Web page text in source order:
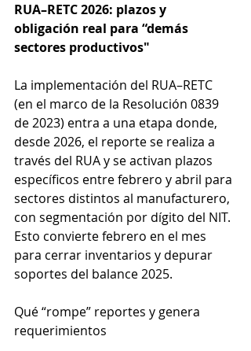
RUA–RETC 2026: plazos y
obligación real para “demás
sectores productivos"
La implementación del RUA–RETC
(en el marco de la Resolución 0839
de 2023) entra a una etapa donde,
desde 2026, el reporte se realiza a
través del RUA y se activan plazos
específicos entre febrero y abril para
sectores distintos al manufacturero,
con segmentación por dígito del NIT.
Esto convierte febrero en el mes
para cerrar inventarios y depurar
soportes del balance 2025.
Qué “rompe” reportes y genera
requerimientos